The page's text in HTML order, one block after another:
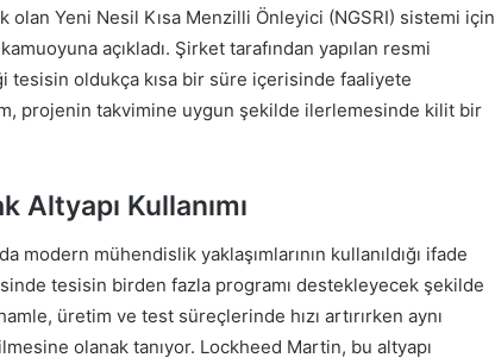
olan Yeni Nesil Kısa Menzilli Önleyici (NGSRI) sistemi için
açıkladı. Şirket tarafından yapılan resmi
tesisin oldukça kısa bir süre içerisinde faaliyete
projenin takvimine uygun şekilde ilerlemesinde kilit bir
Kullanımı
modern mühendislik yaklaşımlarının kullanıldığı ifade
tesisin birden fazla programı destekleyecek şekilde
üretim ve test süreçlerinde hızı artırırken aynı
olanak tanıyor. Lockheed Martin, bu altyapı